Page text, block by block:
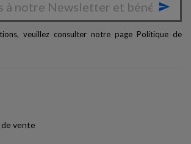

veuillez consulter notre page Politique de
vente